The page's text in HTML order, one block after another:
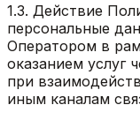
1.3. Действие
персональные
Оператором в
оказанием услуг
при
иным каналам